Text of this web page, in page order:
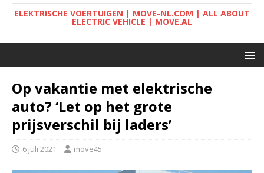
ELEKTRISCHE VOERTUIGEN | MOVE-NL.COM | ALL ABOUT
ELECTRIC VEHICLE | MOVE.AL
Op vakantie met elektrische
auto? ‘Let op het grote
prijsverschil bij laders’
6 juli 2021 move45